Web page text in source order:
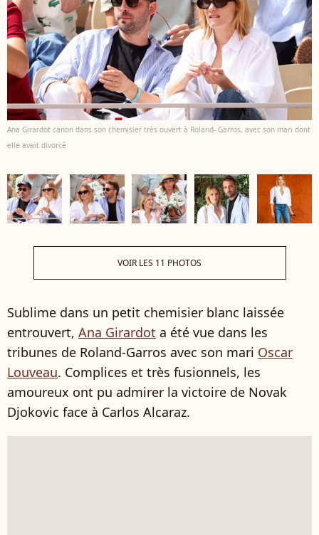
Ana Girardot canon dans son chemisier très ouvert à Roland- Garros, avec son mari dont
elle avait divorcé
VOIR LES 11 PHOTOS
Sublime dans un petit chemisier blanc laissée
entrouvert, Ana Girardot a été vue dans les
tribunes de Roland-Garros avec son mari Oscar
Louveau. Complices et très fusionnels, les
amoureux ont pu admirer la victoire de Novak
Djokovic face à Carlos Alcaraz.